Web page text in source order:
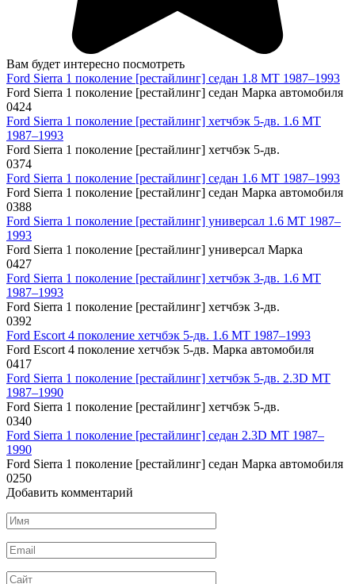
Вам будет интересно посмотреть
Ford Sierra 1 поколение [рестайлинг] седан 1.8 MT 1987–1993
Ford Sierra 1 поколение [рестайлинг] седан Марка автомобиля
0424
Ford Sierra 1 поколение [рестайлинг] хетчбэк 5-дв. 1.6 MT
1987–1993
Ford Sierra 1 поколение [рестайлинг] хетчбэк 5-дв.
0374
Ford Sierra 1 поколение [рестайлинг] седан 1.6 MT 1987–1993
Ford Sierra 1 поколение [рестайлинг] седан Марка автомобиля
0388
Ford Sierra 1 поколение [рестайлинг] универсал 1.6 MT 1987–
1993
Ford Sierra 1 поколение [рестайлинг] универсал Марка
0427
Ford Sierra 1 поколение [рестайлинг] хетчбэк 3-дв. 1.6 MT
1987–1993
Ford Sierra 1 поколение [рестайлинг] хетчбэк 3-дв.
0392
Ford Escort 4 поколение хетчбэк 5-дв. 1.6 MT 1987–1993
Ford Escort 4 поколение хетчбэк 5-дв. Марка автомобиля
0417
Ford Sierra 1 поколение [рестайлинг] хетчбэк 5-дв. 2.3D MT
1987–1990
Ford Sierra 1 поколение [рестайлинг] хетчбэк 5-дв.
0340
Ford Sierra 1 поколение [рестайлинг] седан 2.3D MT 1987–
1990
Ford Sierra 1 поколение [рестайлинг] седан Марка автомобиля
0250
Добавить комментарий
Имя
*
Email
*
Сайт